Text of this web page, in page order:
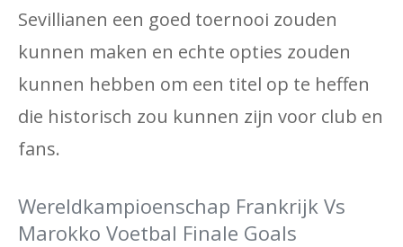
Sevillianen een goed toernooi zouden
kunnen maken en echte opties zouden
kunnen hebben om een ​​titel op te heffen
die historisch zou kunnen zijn voor club en
fans.
Wereldkampioenschap Frankrijk Vs
Marokko Voetbal Finale Goals